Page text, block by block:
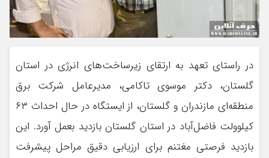
در راستای تعهد به ارتقای زیرساخت‌های انرژی در استان
گلستان، دکتر موسوی تاکامی، مدیرعامل شرکت برق
منطقه‌ای مازندران و گلستان، از ایستگاه در حال احداث ۶۳
کیلوولت فاضل‌آباد در استان گلستان بازدید بعمل آورد. این
بازدید فرصتی مغتنم برای ارزیابی دقیق مراحل پیشرفت